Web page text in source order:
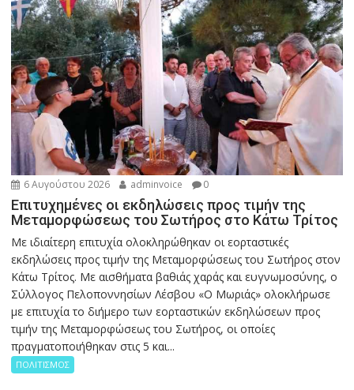
6 Αυγούστου 2026 adminvoice 0
Επιτυχημένες οι εκδηλώσεις προς τιμήν της
Μεταμορφώσεως του Σωτήρος στο Κάτω Τρίτος
Με ιδιαίτερη επιτυχία ολοκληρώθηκαν οι εορταστικές
εκδηλώσεις προς τιμήν της Μεταμορφώσεως του Σωτήρος στον
Κάτω Τρίτος. Με αισθήματα βαθιάς χαράς και ευγνωμοσύνης, ο
Σύλλογος Πελοποννησίων Λέσβου «Ο Μωριάς» ολοκλήρωσε
με επιτυχία το διήμερο των εορταστικών εκδηλώσεων προς
τιμήν της Μεταμορφώσεως του Σωτήρος, οι οποίες
πραγματοποιήθηκαν στις 5 και...
ΠΟΛΙΤΙΣΜΟΣ